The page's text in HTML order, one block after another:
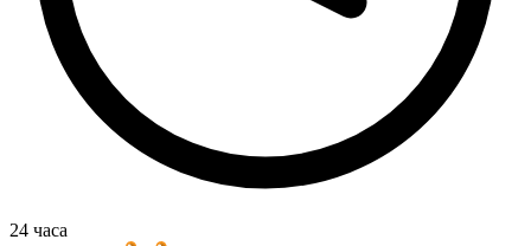
24 часа